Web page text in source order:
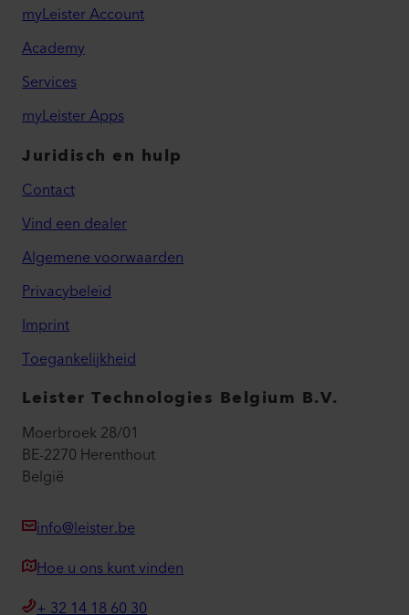
myLeister Account
Academy
Services
myLeister Apps
Juridisch en hulp
Contact
Vind een dealer
Algemene voorwaarden
Privacybeleid
Imprint
Toegankelijkheid
Leister Technologies Belgium B.V.
Moerbroek 28/01
BE-2270 Herenthout
België
info@leister.be
Hoe u ons kunt vinden
+ 32 14 18 60 30